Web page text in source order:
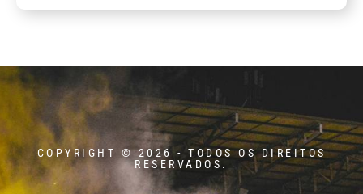
COPYRIGHT © 2026 - TODOS OS DIREITOS
RESERVADOS.